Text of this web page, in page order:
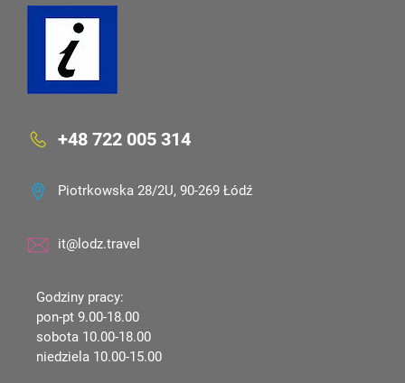
+48 722 005 314
Piotrkowska 28/2U, 90-269 Łódź
it@lodz.travel
Godziny pracy:
pon-pt 9.00-18.00
sobota 10.00-18.00
niedziela 10.00-15.00